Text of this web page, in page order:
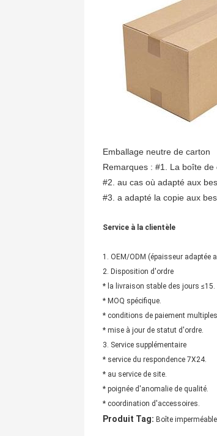
Emballage
Remarques : #1. La boîte
#2. au cas où adapté aux
#3. a adapté la copie aux
Service à la clientèle
1. OEM/ODM (épaisseur adaptée
2. Disposition d'ordre
* la livraison stable des jours ≤15.
* MOQ spécifique.
* conditions de paiement
* mise à jour de statut d'ordre.
3. Service supplémentaire
* service du respondence 7X24.
* au service de site.
* poignée d'anomalie de qualité.
* coordination d'accessoires.
Produit Tag: Boîte